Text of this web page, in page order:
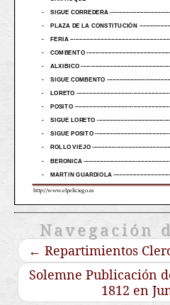
Navegación
← Repartimientos
Solemne Publicación
1812 en